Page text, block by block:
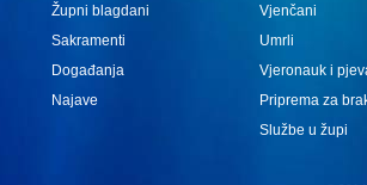
Župni blagdani
Sakramenti
Događanja
Najave
Vjenčani
Umrli
Vjeronauk i
Priprema za
Službe u župi